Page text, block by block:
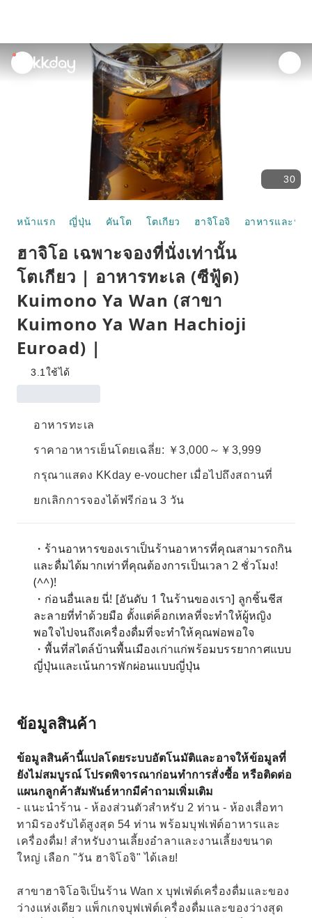
unread
notifications
30
หน้าแรก ญี่ปุ่น คันโต โตเกียว ฮาจิโอจิ อาหารและห้อ
ฮาจิโอ เฉพาะจองที่นั่งเท่านั้น
โตเกียว | อาหารทะเล (ซีฟู้ด)
Kuimono Ya Wan (สาขา
Kuimono Ya Wan Hachioji
Euroad) |
3.1 ใช้ได้
อาหารทะเล
ราคาอาหารเย็นโดยเฉลี่ย: ￥3,000～￥3,999
กรุณาแสดง KKday e-voucher เมื่อไปถึงสถานที่
ยกเลิกการจองได้ฟรีก่อน 3 วัน
・ร้านอาหารของเราเป็นร้านอาหารที่คุณสามารถกิน
และดื่มได้มากเท่าที่คุณต้องการเป็นเวลา 2 ชั่วโมง!
(^^)!
・ก่อนอื่นเลย นี่! [อันดับ 1 ในร้านของเรา] ลูกชิ้นชีส
ละลายที่ทำด้วยมือ ตั้งแต่ค็อกเทลที่จะทำให้ผู้หญิง
พอใจไปจนถึงเครื่องดื่มที่จะทำให้คุณพ่อพอใจ
・พื้นที่สไตล์บ้านพื้นเมืองเก่าแก่พร้อมบรรยากาศแบบ
ญี่ปุ่นและเน้นการพักผ่อนแบบญี่ปุ่น
ข้อมูลสินค้า
ข้อมูลสินค้านี้แปลโดยระบบอัตโนมัติและอาจให้ข้อมูลที่
ยังไม่สมบูรณ์ โปรดพิจารณาก่อนทำการสั่งซื้อ หรือติดต่อ
แผนกลูกค้าสัมพันธ์หากมีคำถามเพิ่มเติม
- แนะนำร้าน - ห้องส่วนตัวสำหรับ 2 ท่าน - ห้องเสื่อทา
ทามิรองรับได้สูงสุด 54 ท่าน พร้อมบุฟเฟ่ต์อาหารและ
เครื่องดื่ม! สำหรับงานเลี้ยงอำลาและงานเลี้ยงขนาด
ใหญ่ เลือก "วัน ฮาจิโอจิ" ได้เลย!
สาขาฮาจิโอจิเป็นร้าน Wan x บุฟเฟ่ต์เครื่องดื่มและของ
ว่างแห่งเดียว แพ็กเกจบุฟเฟ่ต์เครื่องดื่มและของว่างสุด